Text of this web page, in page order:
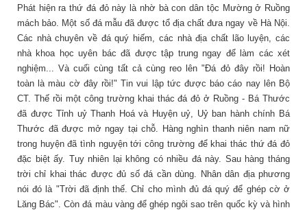
Phát hiện ra thứ đá đỏ này là nhờ bà con dân tộc Mường ở Ruồng
mách bảo. Một số đá mẫu đã được tổ địa chất đưa ngay về Hà Nội.
Các nhà chuyên về đá quý hiếm, các nhà địa chất lão luyện, các
nhà khoa học uyên bác đã được tập trung ngay để làm các xét
nghiệm... Và cuối cùng tất cả cùng reo lên "Đá đỏ đây rồi! Hoàn
toàn là màu cờ đây rồi!" Tin vui lập tức được báo cáo nay lên Bộ
CT. Thế rồi một công trường khai thác đá đỏ ở Ruồng - Bá Thước
đã được Tỉnh uỷ Thanh Hoá và Huyện uỷ, Uỷ ban hành chính Bá
Thước đã được mở ngay tại chỗ. Hàng nghìn thanh niên nam nữ
trong huyện đã tình nguyện tới công trường để khai thác thứ đá đỏ
đặc biệt ấy. Tuy nhiên lại không có nhiều đá này. Sau hàng tháng
trời chỉ khai thác được đủ số đá cần dùng. Nhân dân địa phương
nói đó là "Trời đã định thế. Chỉ cho mình đủ đá quý để ghép cờ ở
Lăng Bác". Còn đá màu vàng để ghép ngôi sao trên quốc kỳ và hình